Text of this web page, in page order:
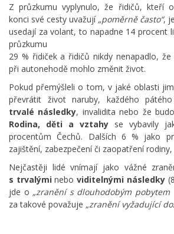
Z průzkumu vyplynulo, že řidičů, kteří
konci své cesty uvažují „poměrně často“,
usedají za volant, to napadne 14 procent
průzkumu
29 % řidiček a řidičů nikdy nenapadlo,
při autonehodě mohlo změnit život.
Pokud přemýšleli o tom, v jaké oblasti
převrátit život naruby, každého
trvalé následky, invalidita nebo že
Rodina, děti a vztahy se vybavily
procentům Čechů. Dalších 6 % jako
zajištění, zabezpečení či zaopatření
Nejčastěji lidé vnímají jako vážné
s trvalýminebo viditelnými následky
jde o „zranění s dlouhodobým pobytem
za takové považuje „zranění vyžadující